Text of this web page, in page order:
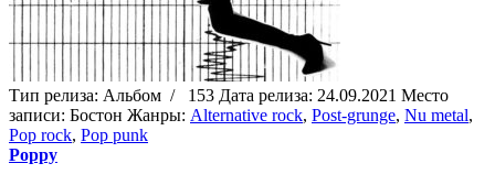
Тип релиза: Альбом / 153 Дата релиза: 24.09.2021 Место
записи: Бостон Жанры: Alternative rock, Post-grunge, Nu metal,
Pop rock, Pop punk
Poppy